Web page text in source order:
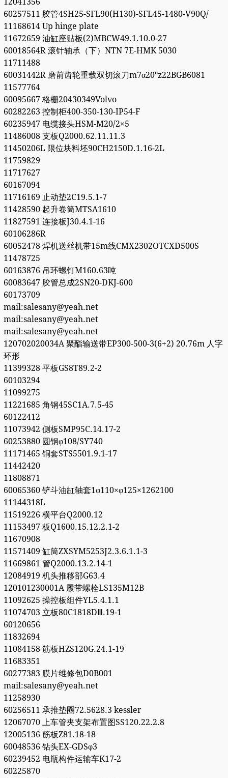
60257511 胶管4SH25-SFL90(H130)-SFL45-1480-V90Q/
11168614 Up hinge plate
11672659 油缸座贴板(2)MBCW49.1.10.0-27
60018564R 滚针轴承（下）NTN 7E-HMK 5030
11711488
60031442R 磨前齿轮重载双切滚刀m7α20°z22BGB6081
11577764
60095667 格栅20430349Volvo
60282263 控制柜400-350-130-IP54-F
60235947 电缆接头HSM-M20/2×5
11486008 支板Q2000.62.11.11.3
11450206L 限位块料坯90CH2150D.1.16-2L
11759829
11717627
60167094
11716169 止动垫2C19.5.1-7
11428590 起升卷筒MTSA1610
11827591 连接板J30.4.1-16
60106286R
60052478 焊机送丝机带15m线CMX2302OTCXD500S
11478725
60163876 吊环螺钉M160.63吨
60083647 胶管总成2SN20-DKJ-600
60173709
mail:salesany@yeah.net
mail:salesany@yeah.net
mail:salesany@yeah.net
120702020034A 聚酯输送带EP300-500-3(6+2) 20.76m 人字
环形
11399328 平板GS8T89.2-2
60103294
11099275
11221685 角钢45SC1A.7.5-45
60122412
11073942 侧板SMP95C.14.17-2
60253880 圆钢φ108/SY740
11171465 铜套STS5501.9.1-17
11442420
11808871
60065360 铲斗油缸轴套1φ110×φ125×1262100
11144318L
11519226 横平台Q2000.12
11153497 板Q1600.15.12.2.1-2
11670908
11571409 缸筒ZXSYM5253J2.3.6.1.1-3
11669861 管Q2000.13.2.14-1
12084919 机头推移部G63.4
120101230001A 履带螺栓LS135M12B
11092625 操控板组件YL5.4.1.1
11074703 立板80C1818DⅢ.19-1
60120656
11832694
11084158 筋板HZS120G.24.1-19
11683351
60277383 膜片维修包D0B001
mail:salesany@yeah.net
11258930
60256511 承推垫圈72.5628.3 kessler
12067070 上车管夹支架布置图SS120.22.2.8
12005136 筋板Z81.18-18
60048536 钻头EX-GDSφ3
60239452 电瓶构件运输车K17-2
60225870